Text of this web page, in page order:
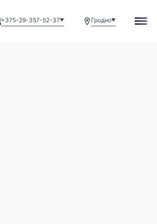
+375-29-357-52-37 Гродно